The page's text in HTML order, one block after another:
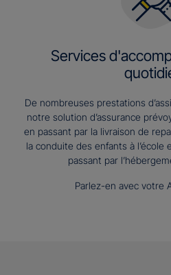
Services
De nombreuses prestations
notre solution d’assurance
en passant par la livraison de
la conduite des enfants à
passant par
Parlez-en avec votre